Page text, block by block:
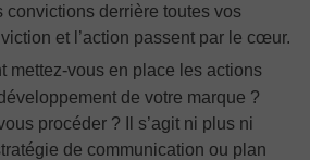
convictions derrière toutes vos
et l’action passent par le cœur.
mettez-vous en place les actions
de votre marque ?
procéder ? Il s’agit ni plus ni
de communication ou plan